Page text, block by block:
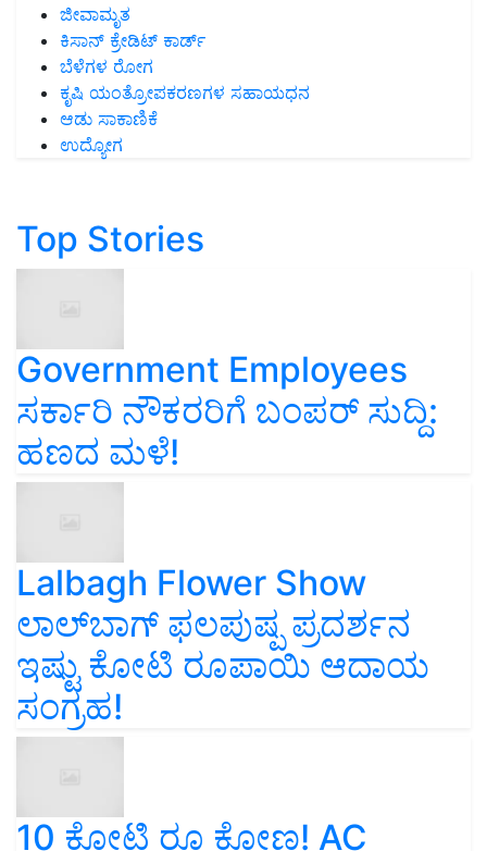
ಜೀವಾಮೃತ
ಕಿಸಾನ್ ಕ್ರೇಡಿಟ್ ಕಾರ್ಡ್
ಬೆಳೆಗಳ ರೋಗ
ಕೃಷಿ ಯಂತ್ರೋಪಕರಣಗಳ ಸಹಾಯಧನ
ಆಡು ಸಾಕಾಣಿಕೆ
ಉದ್ಯೋಗ
Top Stories
Government Employees
ಸರ್ಕಾರಿ ನೌಕರರಿಗೆ ಬಂಪರ್‌ ಸುದ್ದಿ:
ಹಣದ ಮಳೆ!
Lalbagh Flower Show
ಲಾಲ್‌ಬಾಗ್ ಫಲಪುಷ್ಪ ಪ್ರದರ್ಶನ
ಇಷ್ಟು ಕೋಟಿ ರೂಪಾಯಿ ಆದಾಯ
ಸಂಗ್ರಹ!
10 ಕೋಟಿ ರೂ ಕೋಣ! AC